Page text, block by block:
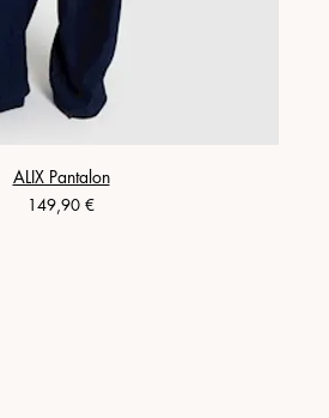
ALIX Pantalon
Prix
149,90 €